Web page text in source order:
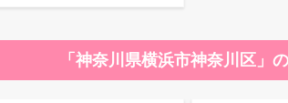
「神奈川県横浜市神奈川区」